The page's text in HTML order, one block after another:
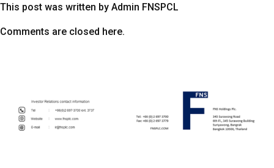
This post was written by Admin FNSPCL
Comments are closed here.